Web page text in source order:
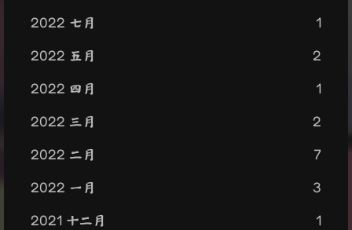
2022 七月
1
2022 五月
2
2022 四月
1
2022 三月
2
2022 二月
7
2022 一月
3
2021 十二月
1